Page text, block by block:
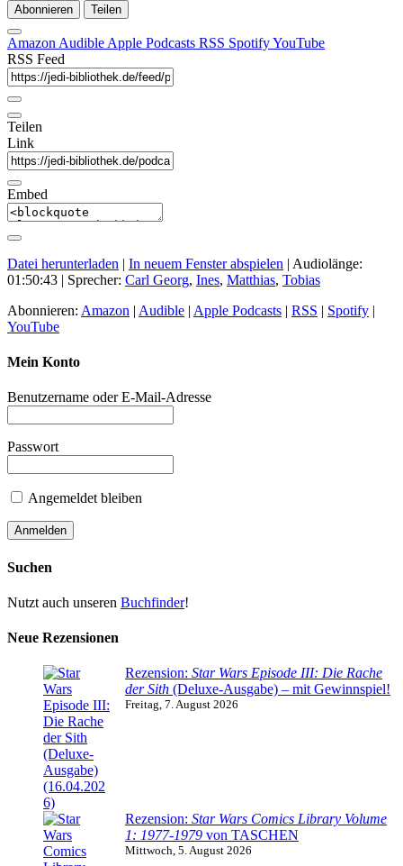
Abonnieren Teilen
Amazon Audible Apple Podcasts RSS SpotifyYouTube
RSS Feed
Teilen
Link
Embed
Datei herunterladen | In neuem Fenster abspielen | Audiolänge:
01:50:43 | Sprecher: Carl Georg, Ines, Matthias, Tobias
Abonnieren: Amazon | Audible | Apple Podcasts | RSS | Spotify |
YouTube
Mein Konto
Benutzername oder E-Mail-Adresse
Passwort
Angemeldet bleiben
Suchen
Nutzt auch unseren Buchfinder!
Neue Rezensionen
Rezension: Star Wars Episode III: Die Rache
der Sith (Deluxe-Ausgabe) – mit Gewinnspiel!
Freitag, 7. August 2026
Rezension: Star Wars Comics Library Volume
1: 1977-1979 von TASCHEN
Mittwoch, 5. August 2026